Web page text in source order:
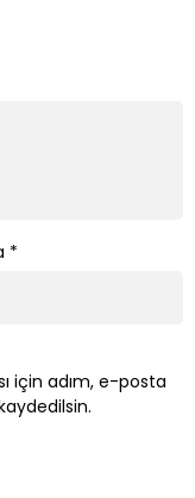
*
için adım, e-posta